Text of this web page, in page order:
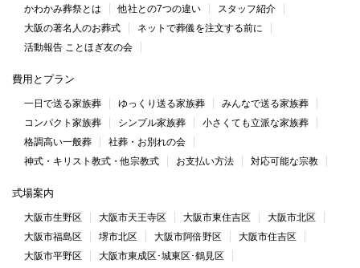
かわかみ葬祭とは 他社との7つの違い
スタッフ紹介
大阪の著名人のお葬式
ネットで葬儀を注文する前に
活動報告 ことほぎ友の会
費用とプラン
一日で送る家族葬 ゆっくり送る家族葬
みんなで送る家族葬
コンパクト家族葬
シンプル家族葬
小さくても立派な家族葬
格調高い一般葬
社葬・お別れの会
神式・キリスト教式・他宗教式
お支払い方法 対応可能な宗教
式場案内
大阪市生野区 大阪市天王寺区 大阪市東住吉区
大阪市北区
大阪市福島区
堺市北区 大阪市阿倍野区
大阪市住吉区
大阪市平野区
大阪市東成区･城東区･鶴見区